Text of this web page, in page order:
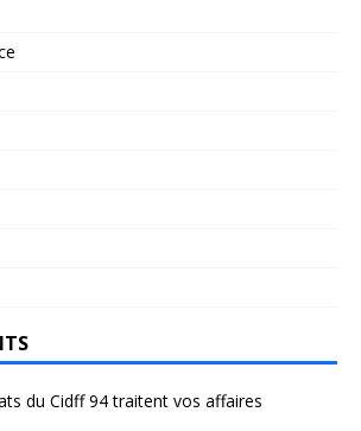
du Cidff 94 traitent vos affaires